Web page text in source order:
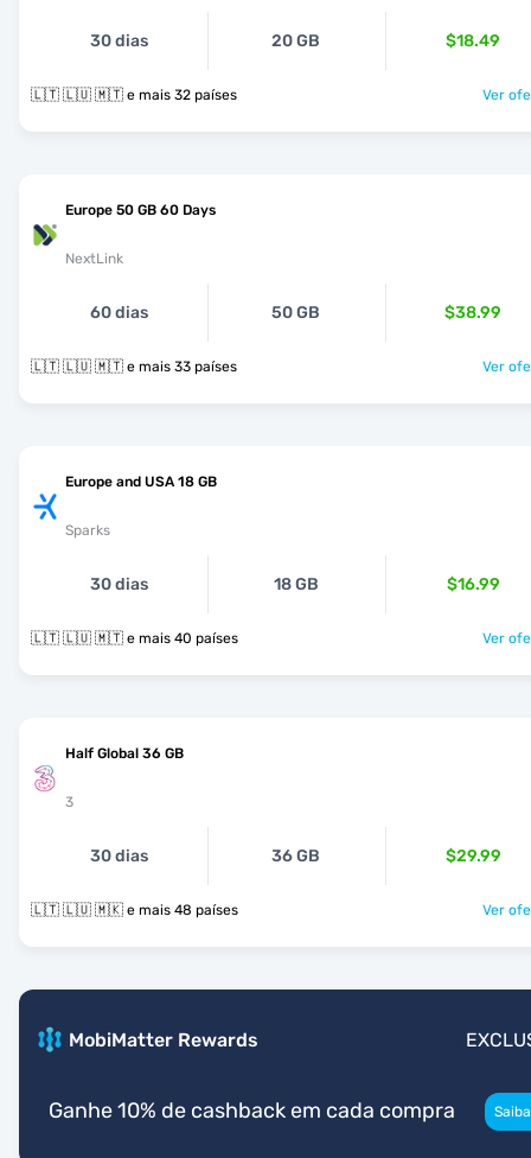
30 dias 20 GB $18.49
🇱🇹 🇱🇺 🇲🇹 e mais 32 países Ver
Europe 50 GB 60 Days
NextLink
60 dias 50 GB $38.99
🇱🇹 🇱🇺 🇲🇹 e mais 33 países Ver
Europe and USA 18 GB
Sparks
30 dias 18 GB $16.99
🇱🇹 🇱🇺 🇲🇹 e mais 40 países Ver
Half Global 36 GB
3
30 dias 36 GB $29.99
🇱🇹 🇱🇺 🇲🇰 e mais 48 países Ver
MobiMatter Rewards
Ganhe 10% de cashback em cada compra